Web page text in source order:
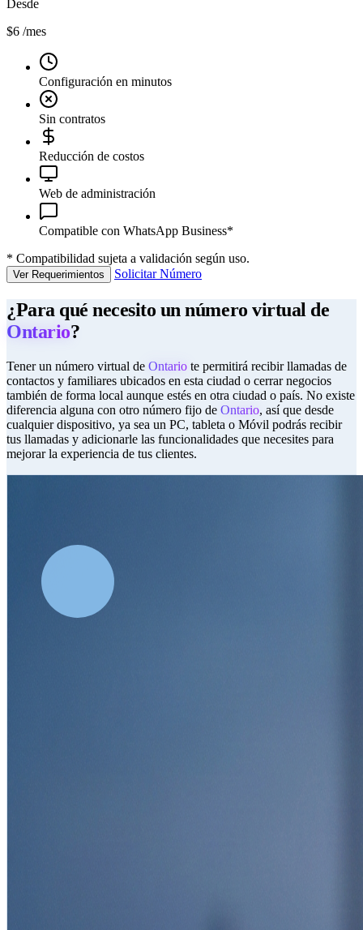
Desde
$6 /mes
Configuración en minutos
Sin contratos
Reducción de costos
Web de administración
Compatible con WhatsApp Business*
* Compatibilidad sujeta a validación según uso.
Ver Requerimientos Solicitar Número
¿Para qué necesito un número virtual de
Ontario?
Tener un número virtual de Ontario te permitirá recibir llamadas de
contactos y familiares ubicados en esta ciudad o cerrar negocios
también de forma local aunque estés en otra ciudad o país. No existe
diferencia alguna con otro número fijo de Ontario, así que desde
cualquier dispositivo, ya sea un PC, tableta o Móvil podrás recibir
tus llamadas y adicionarle las funcionalidades que necesites para
mejorar la experiencia de tus clientes.